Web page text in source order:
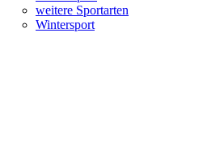
weitere Sportarten
Wintersport